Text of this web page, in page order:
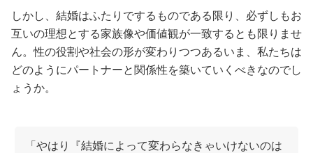
しかし、結婚はふたりでするものである限り、必ずしもお
互いの理想とする家族像や価値観が一致するとも限りませ
ん。性の役割や社会の形が変わりつつあるいま、私たちは
どのようにパートナーと関係性を築いていくべきなのでし
ょうか。
「やはり『結婚によって変わらなきゃいけないのは